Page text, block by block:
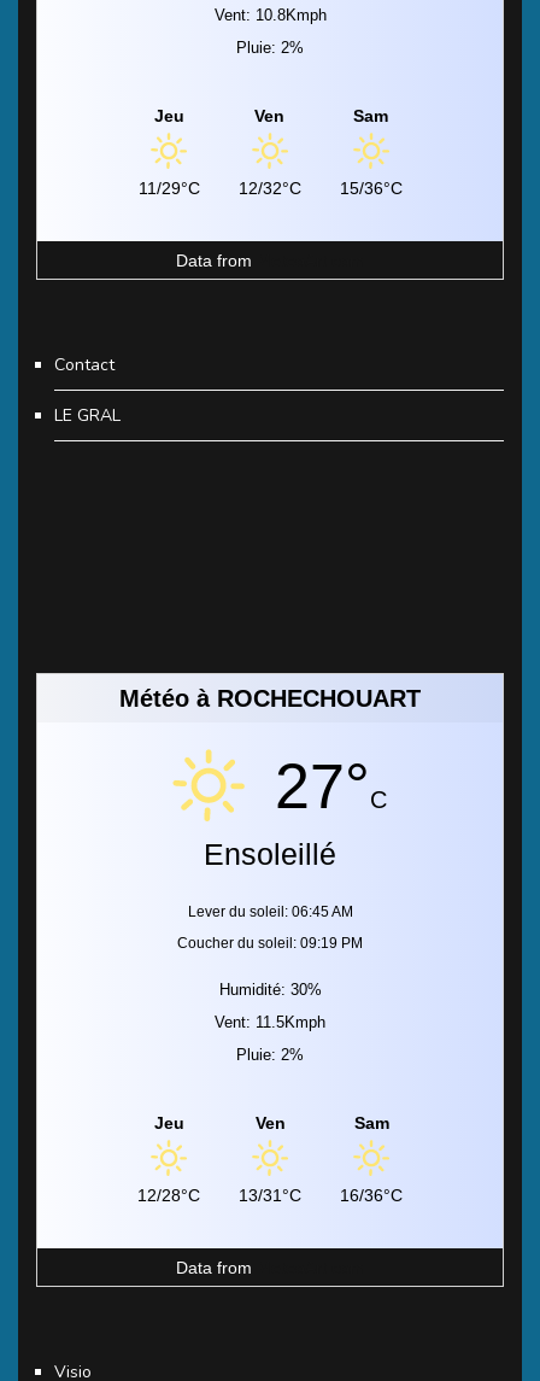
Vent: 10.8Kmph
Pluie: 2%
Jeu
11/29°C
Ven
12/32°C
Sam
15/36°C
Data from
Contact
LE GRAL
Météo à ROCHECHOUART
27°C
Ensoleillé
Lever du soleil: 06:45 AM
Coucher du soleil: 09:19 PM
Humidité: 30%
Vent: 11.5Kmph
Pluie: 2%
Jeu
12/28°C
Ven
13/31°C
Sam
16/36°C
Data from
Visio